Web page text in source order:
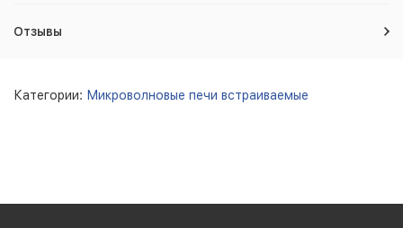
Отзывы
Категории: Микроволновые печи встраиваемые